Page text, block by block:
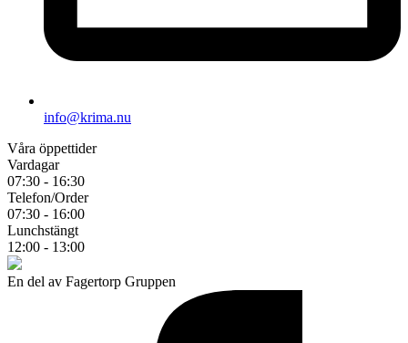
info@krima.nu
Våra öppettider
Vardagar
07:30 - 16:30
Telefon/Order
07:30 - 16:00
Lunchstängt
12:00 - 13:00
En del av Fagertorp Gruppen